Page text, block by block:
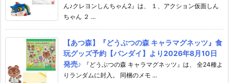
ん♪クレヨンしんちゃん2』は、 １、アクション仮面しん
ちゃん ２ ...
【あつ森】『どうぶつの森 キャラマグネッツ』食
玩グッズ予約【バンダイ】より2026年8月10日
発売♪
『どうぶつの森 キャラマグネッツ』は、 全24種よ
りランダムに封入。 同梱のメモ ...